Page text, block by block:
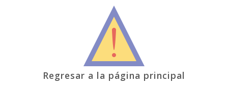
Regresar a la página principal